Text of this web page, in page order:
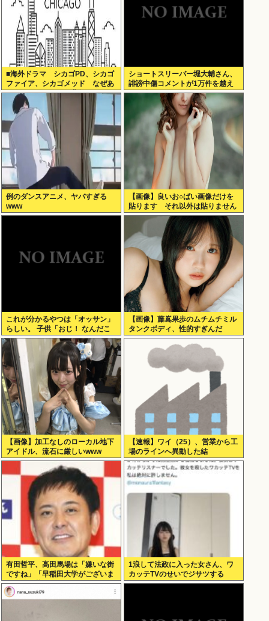
■海外ドラマ シカゴPD、シカゴ
ファイア、シカゴメッド なぜあ
の人は、あそこまで背負うのか
ショートスリーパー堀大輔さん、
誹謗中傷コメントが1万件を越え
て号泣してしまう
例のダンスアニメ、ヤバすぎる
www
【画像】良いお○ぱい画像だけを
貼ります それ以外は貼りません
これが分かるやつは「オッサン」
らしい。 子供「おじ！ なんだこ
れは！」
【画像】藤嶌果歩のムチムチミル
タンクボディ、性的すぎんだ
ろ・・・
【画像】加工なしのローカル地下
アイドル、流石に厳しいwww
【速報】ワイ（25）、営業から工
場のラインへ異動した結
果・・・・・・
有田哲平、高田馬場は「嫌いな街
ですね」「早稲田大学がございま
す、僕は落ちましたので」
1浪して法政に入った女さん、ワ
カッテTVのせいでジサツする